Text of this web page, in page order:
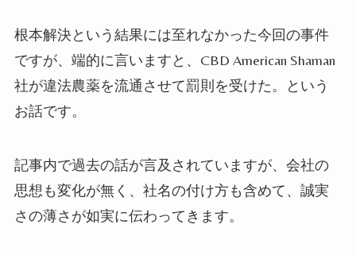
根本解決という結果には至れなかった今回の事件
ですが、端的に言いますと、 CBD American Shaman
社が違法農薬を流通させて罰則を受けた。という
お話です。
記事内で過去の話が言及されていますが、会社の
思想も変化が無く、社名の付け方も含めて、誠実
さの薄さが如実に伝わってきます。